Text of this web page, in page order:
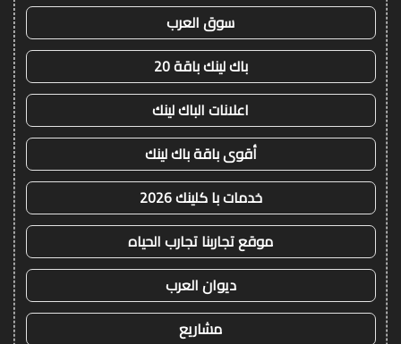
سوق العرب
باك لينك باقة 20
اعلانات الباك لينك
أقوى باقة باك لينك
خدمات با كلينك 2026
موقع تجاربنا تجارب الحياه
ديوان العرب
مشاريع